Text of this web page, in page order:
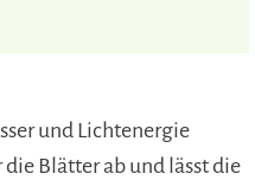
und Lichtenergie
Blätter ab und lässt die